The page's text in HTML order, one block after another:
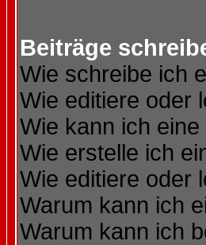
Beiträge
Wie schreibe ich
Wie editiere oder
Wie kann ich
Wie erstelle ich
Wie editiere oder
Warum kann ich
Warum kann ich